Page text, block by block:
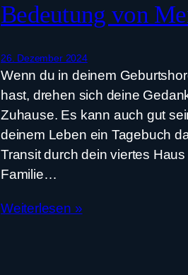
Bedeutung von
26. Dezember 2024
Wenn du in deinem
hast, drehen sich deine
Zuhause. Es kann auch gut
deinem Leben ein Tagebuch
Transit durch dein viertes
Familie…
Weiterlesen »